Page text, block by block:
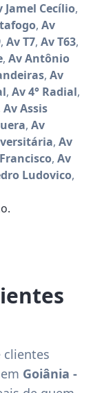
Jamel Cecílio,
, Av
, Av T7, Av T63,
, Av Antônio
, Av
, Av 4° Radial,
Av Assis
, Av
, Av
, Av
Ludovico,
clientes
Goiânia -